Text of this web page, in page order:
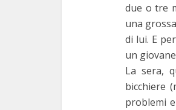
due o tre
una
di lui. E
un
La sera,
bicchiere
problemi